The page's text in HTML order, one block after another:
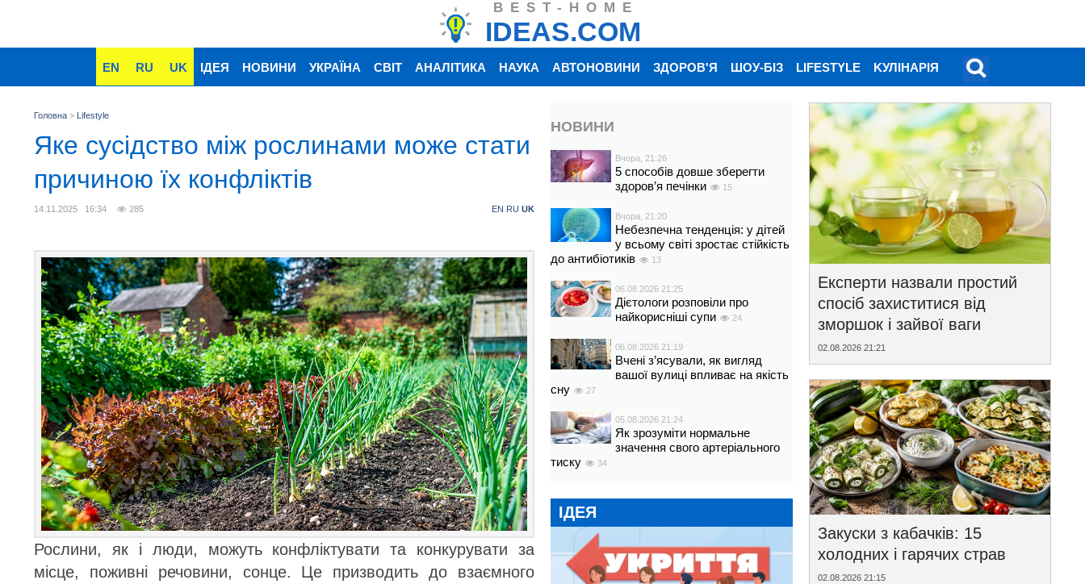
BEST-HOME
IDEAS.COM
EN RU UK ІДЕЯ НОВИНИ УКРАЇНА СВІТ АНАЛІТИКА НАУКА АВТОНОВИНИ ЗДОРОВ'Я ШОУ-БІЗ LIFESTYLE KУЛІНАРІЯ
Головна > Lifestyle
Яке сусідство між рослинами може стати
причиною їх конфліктів
14.11.2025 16:34 285 EN RU UK
Рослини, як і люди, можуть конфліктувати та конкурувати за
місце, поживні речовини, сонце. Це призводить до взаємного
НОВИНИ
Вчора, 21:26
5 способів довше зберегти
здоров’я печінки
15
Вчора, 21:20
Небезпечна тенденція: у дітей
у всьому світі зростає стійкість
до антибіотиків
13
06.08.2026 21:25
Дієтологи розповіли про
найкорисніші супи
24
06.08.2026 21:19
Вчені з’ясували, як вигляд
вашої вулиці впливає на якість
сну
27
05.08.2026 21:24
Як зрозуміти нормальне
значення свого артеріального
тиску
34
ІДЕЯ
Експерти назвали простий
спосіб захиститися від
зморшок і зайвої ваги
02.08.2026 21:21
Закуски з кабачків: 15
холодних і гарячих страв
02.08.2026 21:15